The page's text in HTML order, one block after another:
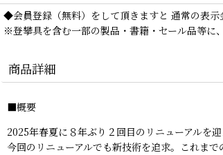
◆会員登録 （無料）をして頂きますと 通常の表示
※登攀具を含む一部の製品・書籍・セール品等に、
商品詳細
■概要
2025年春夏に８年ぶり２回目のリニューアルを
今回のリニューアルでも新技術を追求。これま